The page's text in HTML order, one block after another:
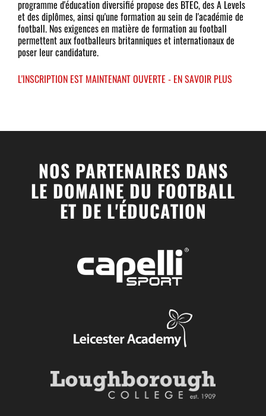
programme d'éducation diversifié propose des BTEC, des A Levels
et des diplômes, ainsi qu'une formation au sein de l'académie de
football. Nos exigences en matière de formation au football
permettent aux footballeurs britanniques et internationaux de
poser leur candidature.
L'INSCRIPTION EST MAINTENANT OUVERTE - EN SAVOIR PLUS
NOS PARTENAIRES DANS
LE DOMAINE DU FOOTBALL
ET DE L'ÉDUCATION